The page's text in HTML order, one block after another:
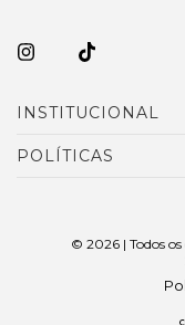
INSTITUCIONAL
POLÍTICAS
© 2026 | Todos os